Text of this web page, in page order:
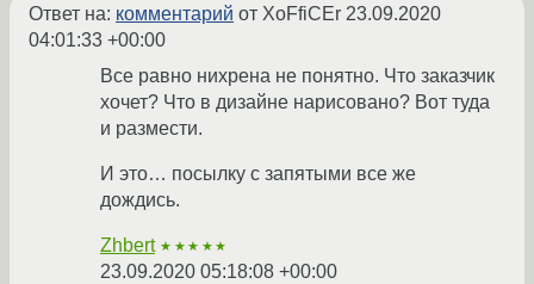
Ответ на: комментарий от XoFfiCEr 23.09.2020
04:01:33 +00:00
Все равно нихрена не понятно. Что заказчик
хочет? Что в дизайне нарисовано? Вот туда
и размести.
И это… посылку с запятыми все же
дождись.
Zhbert ★★★★★
23.09.2020 05:18:08 +00:00